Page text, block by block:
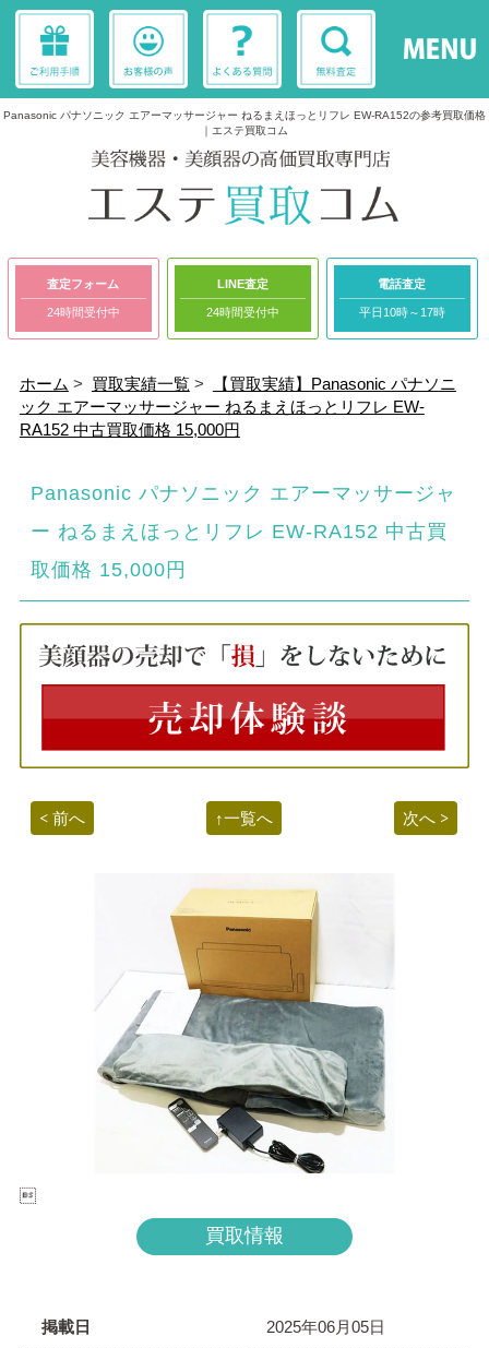
Panasonic パナソニック エアーマッサージャー ねるまえほっとリフレ EW-RA152の参考買取価格
｜エステ買取コム
査定フォーム
24時間受付中
LINE査定
24時間受付中
電話査定
平日10時～17時
ホーム > 買取実績一覧>
【買取実績】Panasonic パナソニ
ック エアーマッサージャー ねるまえほっとリフレ EW-
RA152 中古買取価格 15,000円
Panasonic パナソニック エアーマッサージャ
ー ねるまえほっとリフレ EW-RA152 中古買
取価格 15,000円
< 前へ ↑一覧へ 次へ >

買取情報
掲載日 2025年06月05日